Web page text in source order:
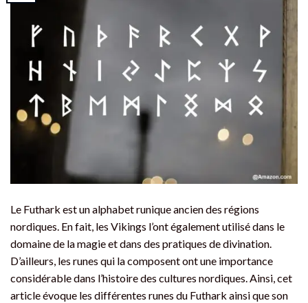
Le Futhark est un alphabet runique ancien des régions
nordiques. En fait, les Vikings l’ont également utilisé dans le
domaine de la magie et dans des pratiques de divination.
D’ailleurs, les runes qui la composent ont une importance
considérable dans l’histoire des cultures nordiques. Ainsi, cet
article évoque les différentes runes du Futhark ainsi que son